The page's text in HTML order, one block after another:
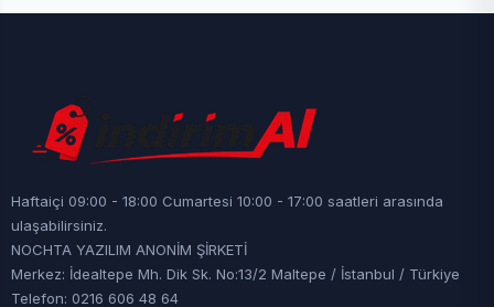
Haftaiçi 09:00 - 18:00 Cumartesi 10:00 - 17:00 saatleri arasında
ulaşabilirsiniz.
NOCHTA YAZILIM ANONİM ŞİRKETİ
Merkez: İdealtepe Mh. Dik Sk. No:13/2 Maltepe / İstanbul / Türkiye
Telefon: 0216 606 48 64